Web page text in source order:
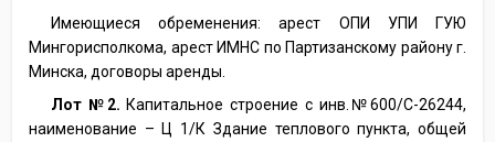
Имеющиеся обременения: арест ОПИ УПИ ГУЮ
Мингорисполкома, арест ИМНС по Партизанскому району г.
Минска, договоры аренды.
Лот №2.Капитальное строение с инв.№600/С-26244,
наименование – Ц 1/К Здание теплового пункта, общей